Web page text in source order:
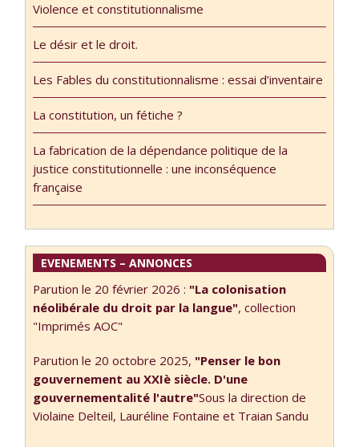
de l’ouvrage
Contributions à
l’étude des
systèmes
juridiques
autochtones et
coutumiers, paru
de Guislain Otis,
Presses de
l’Université de
présentes
réflexions ont été
sollicitées par
Pauline Gervier,
Maître de
conférences à
été jusqu’à
l’ensemble de ses
dimensions et
c’était donc une
ressort d’abord
de …
Violence et constitutionnalisme
Le désir et le droit.
Les Fables du constitutionnalisme : essai d’inventaire
La constitution, un fétiche ?
La fabrication de la dépendance politique de la
justice constitutionnelle : une inconséquence
française
EVENEMENTS – ANNONCES
Parution le 20 février 2026 : "La colonisation
néolibérale du droit par la langue", collection
"Imprimés AOC"
Parution le 20 octobre 2025, "Penser le bon
gouvernement au XXIè siècle. D'une
gouvernementalité l'autre"Sous la direction de
Violaine Delteil, Lauréline Fontaine et Traian Sandu